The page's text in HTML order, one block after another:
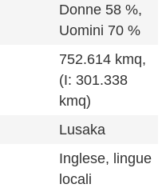
Donne 58 %,
Uomini 70 %
752.614 kmq,
(I: 301.338
kmq)
Lusaka
Inglese, lingue
locali